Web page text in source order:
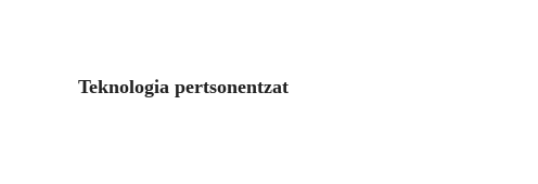
Teknologia pertsonentzat